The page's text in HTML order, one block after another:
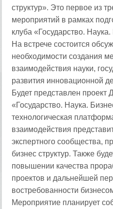
структур». Это первое из
мероприятий в рамках
клуба «Государство.
На встрече состоится
необходимости создания
взаимодействия науки,
развития инновационной
Будет представлен проект
«Государство. Наука.
технологическая
взаимодействия
экспертного сообщества,
бизнес структур. Также
повышении качества
проектов и дальнейшей
востребованности
Мероприятие планирует